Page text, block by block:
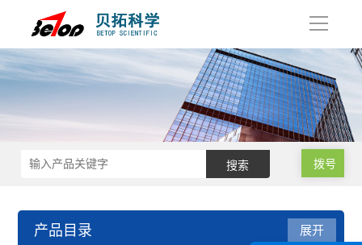
导
拨号
产品目录 展开